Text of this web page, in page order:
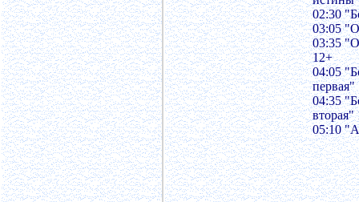
02:30
03:05
03:35
12+
04:05
первая"
04:35
вторая"
05:10